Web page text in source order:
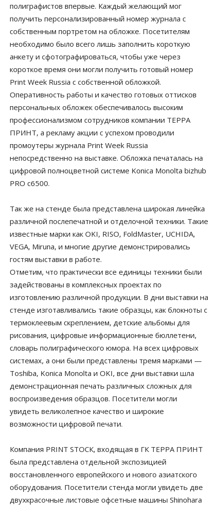
полиграфистов впервые. Каждый желающий мог
получить персонализированный номер журнала с
собственным портретом на обложке. Посетителям
необходимо было всего лишь заполнить короткую
анкету и сфотографироваться, чтобы уже через
короткое время они могли получить готовый номер
Print Week Russia с собственной обложкой.
Оперативность работы и качество готовых оттисков
персональных обложек обеспечивалось высоким
профессионализмом сотрудников компании ТЕРРА
ПРИНТ, а рекламу акции с успехом проводили
промоутеры журнала Print Week Russia
непосредственно на выставке. Обложка печаталась на
цифровой полноцветной системе Konica Monolta bizhub
PRO c6500.
Так же на стенде была представлена широкая линейка
различной послепечатной и отделочной техники. Такие
известные марки как OKI, RISO, FoldMaster, UCHIDA,
VEGA, Miruna, и многие другие демонстрировались
гостям выставки в работе.
Отметим, что практически все единицы техники были
задействованы в комплексных проектах по
изготовлению различной продукции. В дни выставки на
стенде изготавливались такие образцы, как блокноты с
термоклеевым скреплением, детские альбомы для
рисования, цифровые информационные бюллетени,
словарь полиграфического юмора. На всех цифровых
системах, а они были представлены тремя марками —
Toshiba, Konica Monolta и OKI, все дни выставки шла
демонстрационная печать различных сложных для
воспроизведения образцов. Посетители могли
увидеть великолепное качество и широкие
возможности цифровой печати.
Компания PRINT STOCК, входящая в ГК ТЕРРА ПРИНТ
была представлена отдельной экспозицией
восстановленного европейского и нового азиатского
оборудования. Посетители стенда могли увидеть две
двухкрасочные листовые офсетные машины Shinоhara